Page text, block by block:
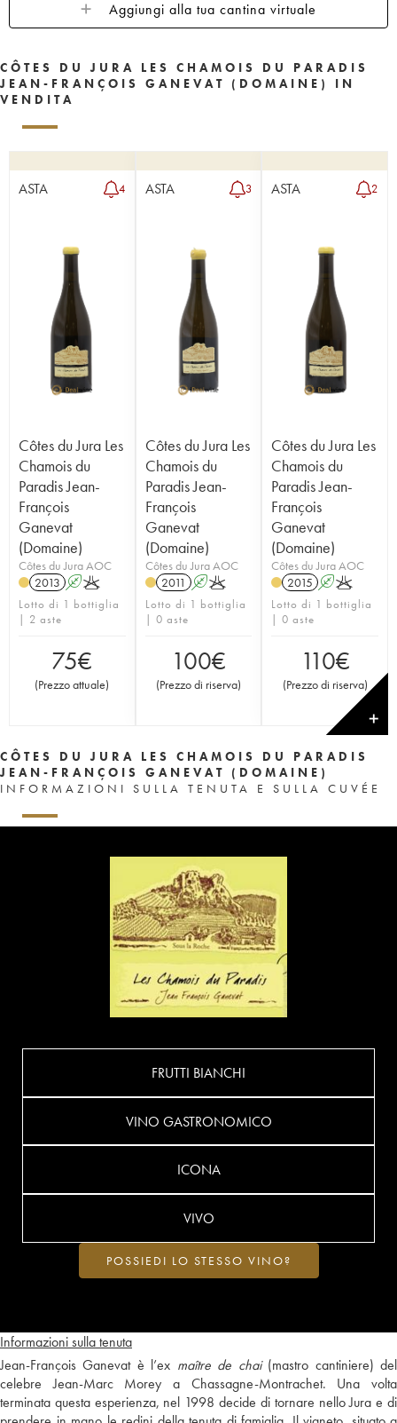
Aggiungi alla tua cantina virtuale
CÔTES DU JURA LES CHAMOIS DU PARADIS
JEAN-FRANÇOIS GANEVAT (DOMAINE) IN
VENDITA
ASTA 4
Côtes du Jura Les
Chamois du
Paradis Jean-
François
Ganevat
(Domaine)
Côtes du Jura AOC
2013 AK
Lotto di 1 bottiglia
| 2 aste
75€
(Prezzo attuale)
ASTA 3
Côtes du Jura Les
Chamois du
Paradis Jean-
François
Ganevat
(Domaine)
Côtes du Jura AOC
2011 AK
Lotto di 1 bottiglia
| 0 aste
100€
(Prezzo di riserva)
ASTA 2
Côtes du Jura Les
Chamois du
Paradis Jean-
François
Ganevat
(Domaine)
Côtes du Jura AOC
2015 AK
Lotto di 1 bottiglia
| 0 aste
110€
(Prezzo di riserva)
✕
CÔTES DU JURA LES CHAMOIS DU PARADIS
JEAN-FRANÇOIS GANEVAT (DOMAINE)
INFORMAZIONI SULLA TENUTA E SULLA CUVÉE
Informazioni sulla tenuta
Jean-François Ganevat è l’ex maître de chai(mastro cantiniere) del
celebre Jean-Marc Morey a Chassagne-Montrachet. Una volta
terminata questa esperienza, nel 1998 decide di tornare nello Jura e di
FRUTTI BIANCHI
VINO GASTRONOMICO
ICONA
VIVO
POSSIEDI LO STESSO VINO?